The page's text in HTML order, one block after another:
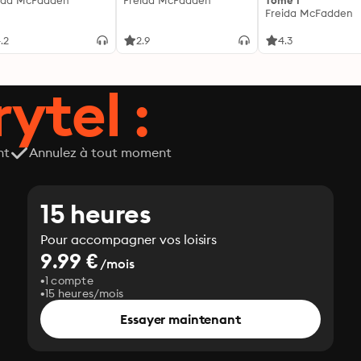
2.9
Freida McFadden
4.3
:
Annulez à tout moment
15 heures
Pour accompagner vos loisirs
9.99 €/mois
1 compte
15 heures/mois
Essayer maintenant